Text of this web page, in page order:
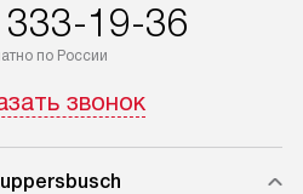
19-36
по России
звонок